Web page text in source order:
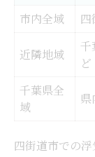
市内全域 四
近隣地域
千
ど
千葉県全
域
四街道市での